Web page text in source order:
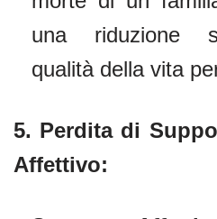
una riduzione
qualità della vita
5. Perdita di
Affettivo: